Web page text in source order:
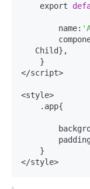
    export
        name:
</script>
<style>